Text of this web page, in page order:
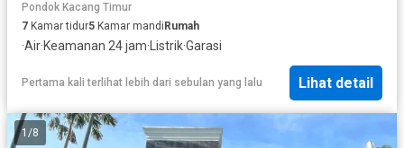
Pondok Kacang Timur
7 Kamar tidur5 Kamar mandi Rumah
·Air·Keamanan 24 jam·Listrik·Garasi
Pertama kali terlihat lebih dari sebulan yang lalu Lihat detail
1 /8